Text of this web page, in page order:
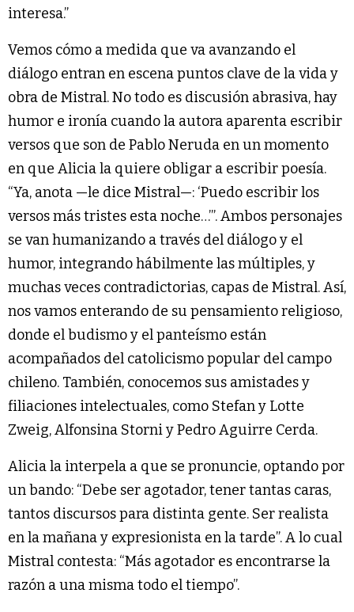
interesa.”
Vemos cómo a medida que va avanzando el
diálogo entran en escena puntos clave de la vida y
obra de Mistral. No todo es discusión abrasiva, hay
humor e ironía cuando la autora aparenta escribir
versos que son de Pablo Neruda en un momento
en que Alicia la quiere obligar a escribir poesía.
“Ya, anota —le dice Mistral—: ‘Puedo escribir los
versos más tristes esta noche…’”. Ambos personajes
se van humanizando a través del diálogo y el
humor, integrando hábilmente las múltiples, y
muchas veces contradictorias, capas de Mistral. Así,
nos vamos enterando de su pensamiento religioso,
donde el budismo y el panteísmo están
acompañados del catolicismo popular del campo
chileno. También, conocemos sus amistades y
filiaciones intelectuales, como Stefan y Lotte
Zweig, Alfonsina Storni y Pedro Aguirre Cerda.
Alicia la interpela a que se pronuncie, optando por
un bando: “Debe ser agotador, tener tantas caras,
tantos discursos para distinta gente. Ser realista
en la mañana y expresionista en la tarde”. A lo cual
Mistral contesta: “Más agotador es encontrarse la
razón a una misma todo el tiempo”.